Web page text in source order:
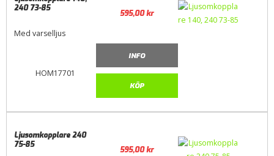
HOM17701
240 73-85
Med varselljus
595,00kr
INFO
KÖP
Ljusomkopplare 240
75-85
595,00kr